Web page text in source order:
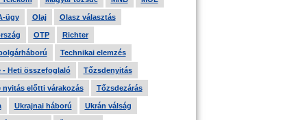
ügy Olaj Olasz választás
OTP Richter
Technikai elemzés
- Heti összefoglaló Tőzsdenyitás
nyitás előtti várakozás Tőzsdezárás
Ukrajnai háború Ukrán válság